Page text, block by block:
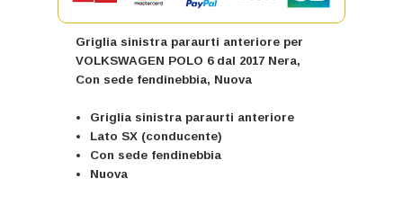
Griglia sinistra paraurti anteriore per
VOLKSWAGEN POLO 6 dal 2017 Nera,
Con sede fendinebbia, Nuova
Griglia sinistra paraurti anteriore
Lato SX (conducente)
Con sede fendinebbia
Nuova